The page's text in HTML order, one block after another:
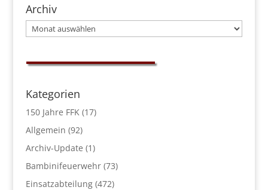
Archiv
Archiv
Kategorien
150 Jahre FFK(17)
Allgemein (92)
Archiv-Update (1)
Bambinifeuerwehr(73)
Einsatzabteilung(472)